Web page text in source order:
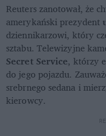
Reuters zanotował, że
amerykański prezydent
dziennikarzowi, który
sztabu. Telewizyjne
Secret Service, którzy
do jego pojazdu.
srebrnego sedana i
kierowcy.